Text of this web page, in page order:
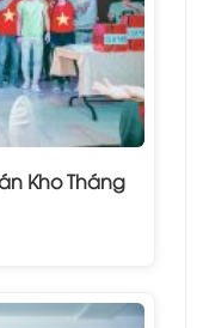
Kho Tháng